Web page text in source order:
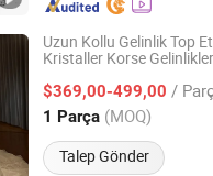
Uzun Kollu Gelinlik Top
Kristaller Korse
$369,00-499,00 /
1 Parça (MOQ)
Talep Gönder
Co., Ltd.
Fiyat 2013